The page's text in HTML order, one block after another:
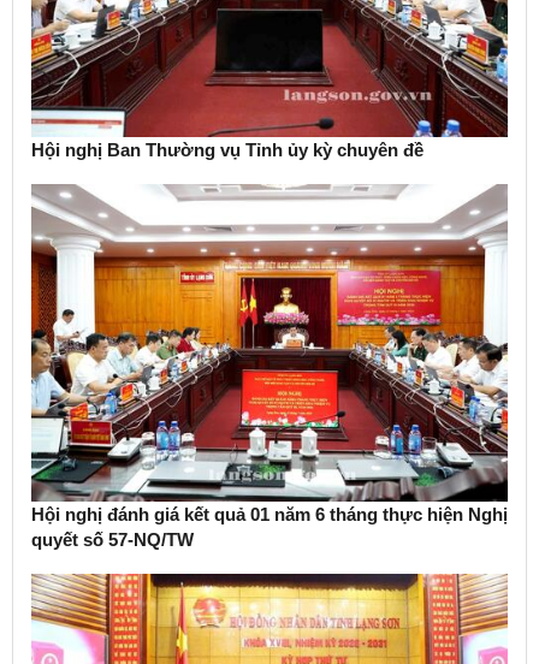
Hội nghị Ban Thường vụ Tỉnh ủy kỳ chuyên đề
Hội nghị đánh giá kết quả 01 năm 6 tháng thực hiện Nghị
quyết số 57-NQ/TW